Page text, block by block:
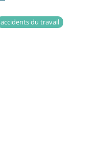
accidents du travail